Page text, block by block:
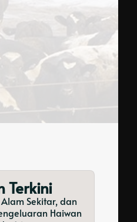
Terkini
Alam Sekitar, dan
Haiwan